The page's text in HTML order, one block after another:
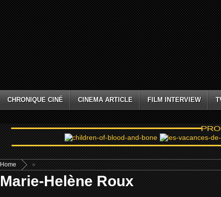
CHRONIQUE CINÉ CINEMA ARTICLE FILM INTERVIEW
Home »
Marie-Helène Roux